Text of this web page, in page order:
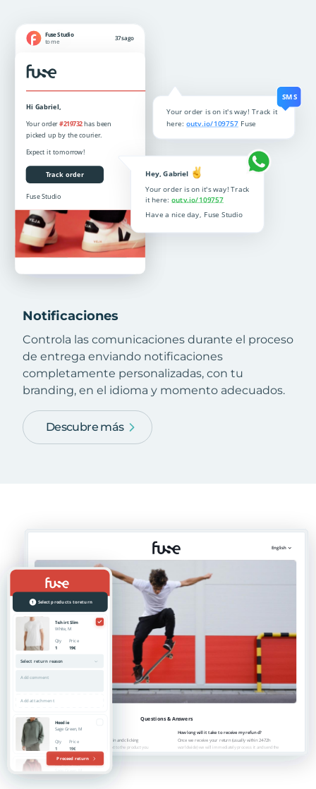
Notificaciones
Controla las comunicaciones durante el proceso
de entrega enviando notificaciones
completamente personalizadas, con tu
branding, en el idioma y momento adecuados.
Descubre más